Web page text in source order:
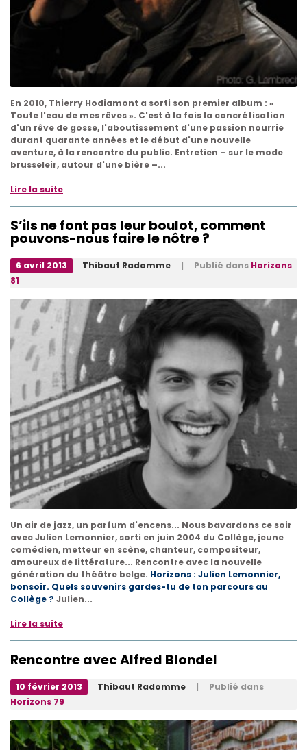
En 2010, Thierry Hodiamont a sorti son premier album : «
Toute l'eau de mes rêves ». C'est à la fois la concrétisation
d'un rêve de gosse, l'aboutissement d'une passion nourrie
durant quarante années et le début d'une nouvelle
aventure, à la rencontre du public. Entretien – sur le mode
brusseleir, autour d'une bière –...
Lire la suite
S’ils ne font pas leur boulot, comment
pouvons-nous faire le nôtre ?
6 avril 2013 Thibaut Radomme | Publié dans Horizons
81
Un air de jazz, un parfum d'encens... Nous bavardons ce soir
avec Julien Lemonnier, sorti en juin 2004 du Collège, jeune
comédien, metteur en scène, chanteur, compositeur,
amoureux de littérature... Rencontre avec la nouvelle
génération du théâtre belge. Horizons : Julien Lemonnier,
bonsoir. Quels souvenirs gardes-tu de ton parcours au
Collège ? Julien...
Lire la suite
Rencontre avec Alfred Blondel
10 février 2013 Thibaut Radomme | Publié dans
Horizons 79